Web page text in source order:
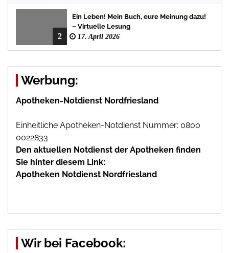
2
Ein Leben! Mein Buch, eure Meinung dazu!
– Virtuelle Lesung
17. April 2026
Werbung:
Apotheken-Notdienst Nordfriesland
Einheitliche Apotheken-Notdienst Nummer: 0800
0022833
Den aktuellen Notdienst der Apotheken finden
Sie hinter diesem Link:
Apotheken Notdienst Nordfriesland
Wir bei Facebook: